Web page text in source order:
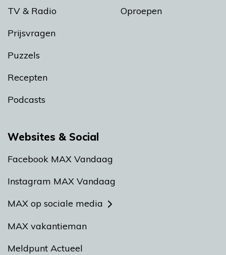
TV & Radio
Prijsvragen
Puzzels
Recepten
Podcasts
Oproepen
Websites & Social
Facebook MAX Vandaag
Instagram MAX Vandaag
MAX op sociale media
MAX vakantieman
Meldpunt Actueel